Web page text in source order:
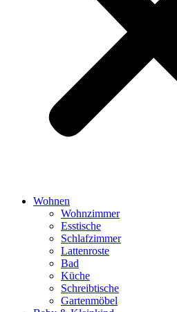
Wohnen
Wohnzimmer
Esstische
Schlafzimmer
Lattenroste
Bad
Küche
Schreibtische
Gartenmöbel